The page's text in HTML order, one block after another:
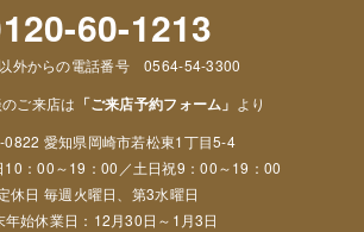
60-1213
外からの電話番号 0564-54-3300
ご来店は 「ご来店予約フォーム」 より
0822 愛知県岡崎市若松東1丁目5-4
10：00～19：00／土日祝9：00～19：00
休日 毎週火曜日、第3水曜日
年始休業日：12月30日～1月3日